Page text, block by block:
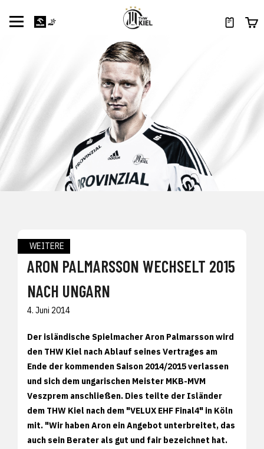
WEITERE
ARON PALMARSSON WECHSELT 2015
NACH UNGARN
4. Juni 2014
Der isländische Spielmacher Aron Palmarsson wird
den THW Kiel nach Ablauf seines Vertrages am
Ende der kommenden Saison 2014/2015 verlassen
und sich dem ungarischen Meister MKB-MVM
Veszprem anschließen. Dies teilte der Isländer
dem THW Kiel nach dem "VELUX EHF Final4" in Köln
mit. "Wir haben Aron ein Angebot unterbreitet, das
auch sein Berater als gut und fair bezeichnet hat.